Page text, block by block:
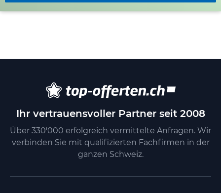
Ihr vertrauensvoller Partner seit 2008
Über 330'000 erfolgreich vermittelte Anfragen. Wir
verbinden Sie mit qualifizierten Fachfirmen in der
ganzen Schweiz.